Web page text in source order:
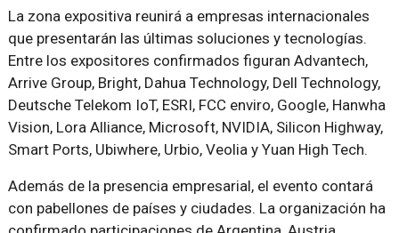
La zona expositiva reunirá a empresas internacionales
que presentarán las últimas soluciones y tecnologías.
Entre los expositores confirmados figuran Advantech,
Arrive Group, Bright, Dahua Technology, Dell Technology,
Deutsche Telekom IoT, ESRI, FCC enviro, Google, Hanwha
Vision, Lora Alliance, Microsoft, NVIDIA, Silicon Highway,
Smart Ports, Ubiwhere, Urbio, Veolia y Yuan High Tech.
Además de la presencia empresarial, el evento contará
con pabellones de países y ciudades. La organización ha